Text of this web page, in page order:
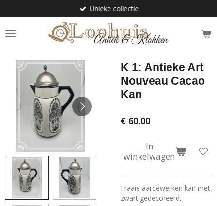
direct
naar
de
Unieke collectie
K 1: Antieke Art
Nouveau Cacao
Kan
€ 60,00
In
winkelwagen
Fraaie aardewerken kan met
zwart gedecoreerd.